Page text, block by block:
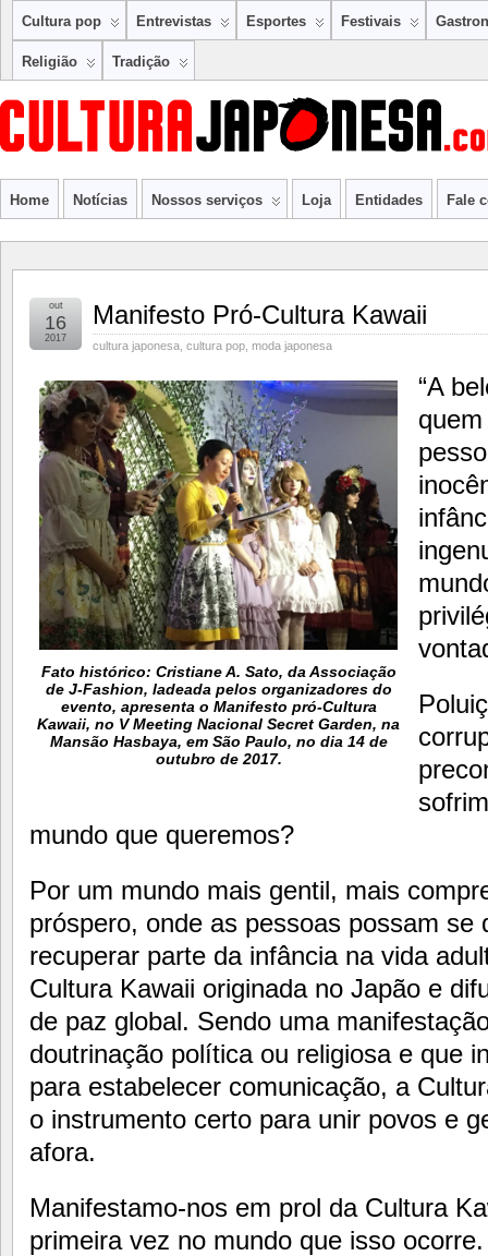
Cultura pop Entrevistas Esportes Festivais
Religião Tradição
Home Notícias Nossos serviços Loja Entidades Fale
Manifesto Pró-Cultura Kawaii
cultura japonesa cultura pop moda japonesa
out
16
2017
Fato histórico: Cristiane A. Sato, da Associação
de J-Fashion, ladeada pelos organizadores do
evento, apresenta o Manifesto pró-Cultura
Kawaii, no V Meeting Nacional Secret Garden, na
Mansão Hasbaya, em São Paulo, no dia 14 de
outubro de 2017.
“A
mundo que queremos?
Por um mundo mais gentil, mais
próspero, onde as pessoas possam se
recuperar parte da infância na vida
Cultura Kawaii originada no Japão e
de paz global. Sendo uma
doutrinação política ou religiosa e que
para estabelecer comunicação, a
o instrumento certo para unir povos e
afora.
Manifestamo-nos em prol da Cultura
primeira vez no mundo que isso